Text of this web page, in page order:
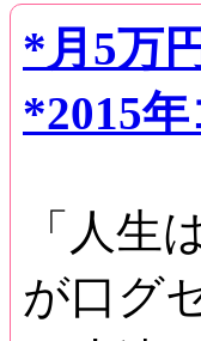
*月5万
*2015
「人生
が口グ